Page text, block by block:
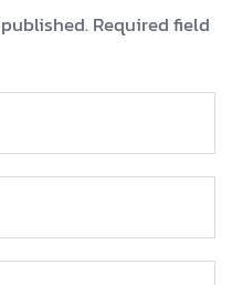
Required field